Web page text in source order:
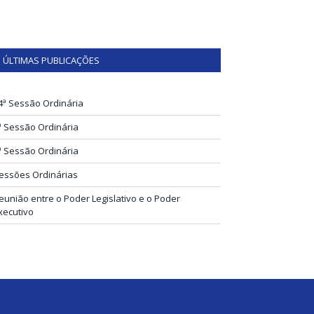
ÚLTIMAS PUBLICAÇÕES
Sessão Ordinária
Sessão Ordinária
Sessão Ordinária
Ordinárias
entre o Poder Legislativo e o Poder